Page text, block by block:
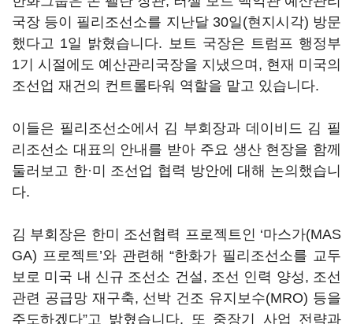
국장 등이 필리조선소를 지난달 30일(현지시각) 방문
했다고 1일 밝혔습니다. 보트 국장은 트럼프 행정부
1기 시절에도 예산관리국장을 지냈으며, 현재 미국의
조선업 재건의 컨트롤타워 역할을 맡고 있습니다.
이들은 필리조선소에서 김 부회장과 데이비드 김 필
리조선소 대표의 안내를 받아 주요 생산 현장을 함께
둘러보고 한·미 조선업 협력 방안에 대해 논의했습니
다.
김 부회장은 한미 조선협력 프로젝트인 ‘마스가(MAS
GA) 프로젝트’와 관련해 “한화가 필리조선소를 교두
보로 미국 내 신규 조선소 건설, 조선 인력 양성, 조선
관련 공급망 재구축, 선박 건조 유지보수(MRO) 등을
주도하겠다”고 밝혔습니다. 또 중장기 사업 전략과